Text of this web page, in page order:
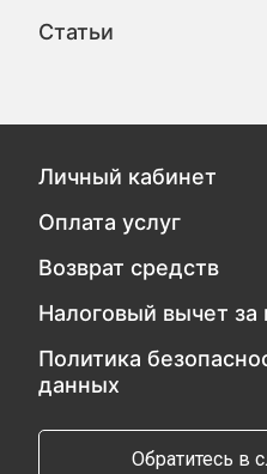
Статьи
Личный кабинет
Оплата услуг
Возврат средств
Налоговый вычет за
Политика
данных
Обратитесь в